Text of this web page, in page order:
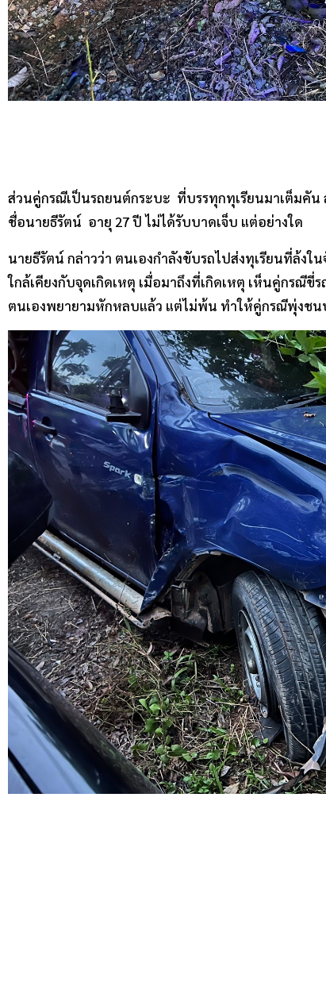
ส่วนคู่กรณีเป็นรถยนต์กระบะ ที่บรรทุกทุเรียนมาเต็มคั
ชื่อนายธีรัตน์ อายุ 27 ปี ไม่ได้รับบาดเจ็บ แต่อย่างใด
นายธีรัตน์ กล่าวว่า ตนเองกำลังขับรถไปส่งทุเรียนที่ล้ง
ใกล้เคียงกับจุดเกิดเหตุ เมื่อมาถึงที่เกิดเหตุ เห็นคู่กรณีขี่
ตนเองพยายามหักหลบแล้ว แต่ไม่พ้น ทำให้คู่กรณีพุ่งชน